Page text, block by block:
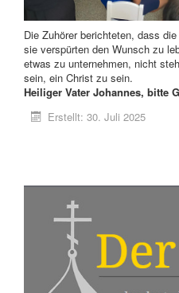
Die Zuhörer berichteten, dass
sie verspürten den Wunsch zu
etwas zu unternehmen, nicht
sein, ein Christ zu sein.
Heiliger Vater Johannes, bitte
Erstellt: 30. Juli 2025